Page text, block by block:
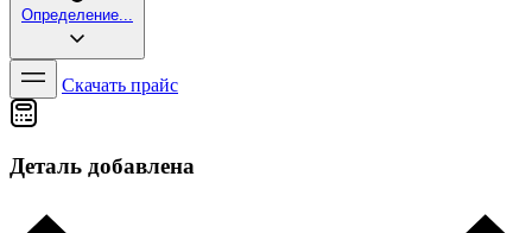
Определение...
Скачать прайс
Деталь добавлена